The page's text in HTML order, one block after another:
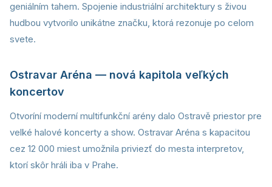
geniálním tahem. Spojenie industriální architektury s živou
hudbou vytvorilo unikátne značku, ktorá rezonuje po celom
svete.
Ostravar Aréna — nová kapitola veľkých
koncertov
Otvoríní moderní multifunkční arény dalo Ostravě priestor pre
velké halové koncerty a show. Ostravar Aréna s kapacitou
cez 12 000 miest umožnila priviezť do mesta interpretov,
ktorí skôr hráli iba v Prahe.